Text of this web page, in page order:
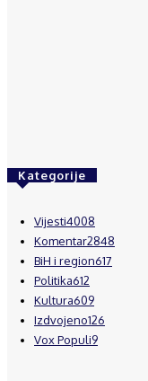
Kategorije
Vijesti4008
Komentar2848
BiH i region617
Politika612
Kultura609
Izdvojeno126
Vox Populi9